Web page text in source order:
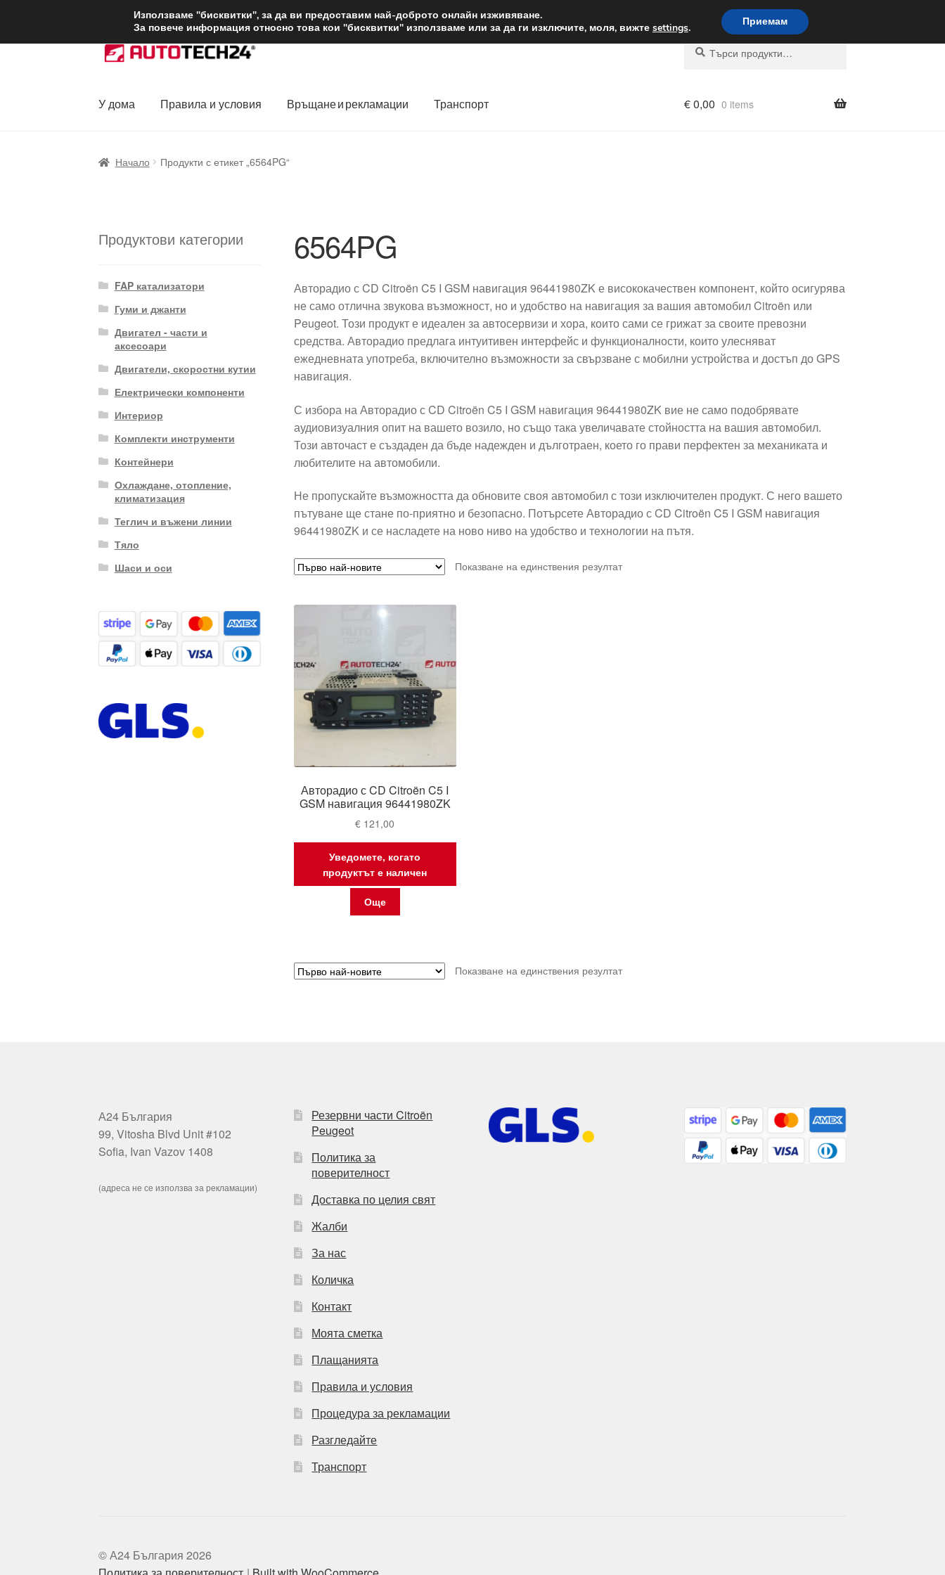
ДОСТАВКА от 12 лв. Доставка по целия свят
Skip
to
Skip
to
Търсене
Търсене
У дома Правила и условия Връщане и рекламации Транспорт €0,00 0 items
Начало Продукти с етикет „6564PG“
6564PG
Авторадио с CD Citroën C5 I GSM навигация 96441980ZK е висококачествен компонент, който осигурява
не само отлична звукова възможност, но и удобство на навигация за вашия автомобил Citroën или
Peugeot. Този продукт е идеален за автосервизи и хора, които сами се грижат за своите превозни
средства. Авторадио предлага интуитивен интерфейс и функционалности, които улесняват
ежедневната употреба, включително възможности за свързване с мобилни устройства и достъп до GPS
навигация.
С избора на Авторадио с CD Citroën C5 I GSM навигация 96441980ZK вие не само подобрявате
аудиовизуалния опит на вашето возило, но също така увеличавате стойността на вашия автомобил.
Този авточаст е създаден да бъде надежден и дълготраен, което го прави перфектен за механиката и
любителите на автомобили.
Не пропускайте възможността да обновите своя автомобил с този изключителен продукт. С него вашето
пътуване ще стане по-приятно и безопасно. Потърсете Авторадио с CD Citroën C5 I GSM навигация
96441980ZK и се насладете на ново ниво на удобство и технологии на пътя.
Показване на единствения резултат
Авторадио с CD Citroën C5 I
GSM навигация 96441980ZK
€ 121,00
Уведомете, когато
продуктът е наличен
Още
Показване на единствения резултат
Продуктови категории
FAP катализатори
Гуми и джанти
Двигател - части и
аксесоари
Двигатели, скоростни кутии
Електрически компоненти
Интериор
Комплекти инструменти
Контейнери
Охлаждане, отопление,
климатизация
Теглич и въжени линии
Тяло
Шаси и оси
А24 България
99, Vitosha Blvd Unit #102
Sofia, Ivan Vazov 1408
(адреса не се използва за рекламации)
Резервни части Citroën
Peugeot
Политика за
поверителност
Доставка по целия свят
Жалби
За нас
Количка
Контакт
Моята сметка
Плащанията
Правила и условия
Процедура за рекламации
Разгледайте
Транспорт
© А24 България 2026
Използваме "бисквитки", за да ви предоставим най-доброто онлайн изживяване.
За повече информация относно това кои "бисквитки" използваме или за да ги изключите, моля, вижте settings. Приемам